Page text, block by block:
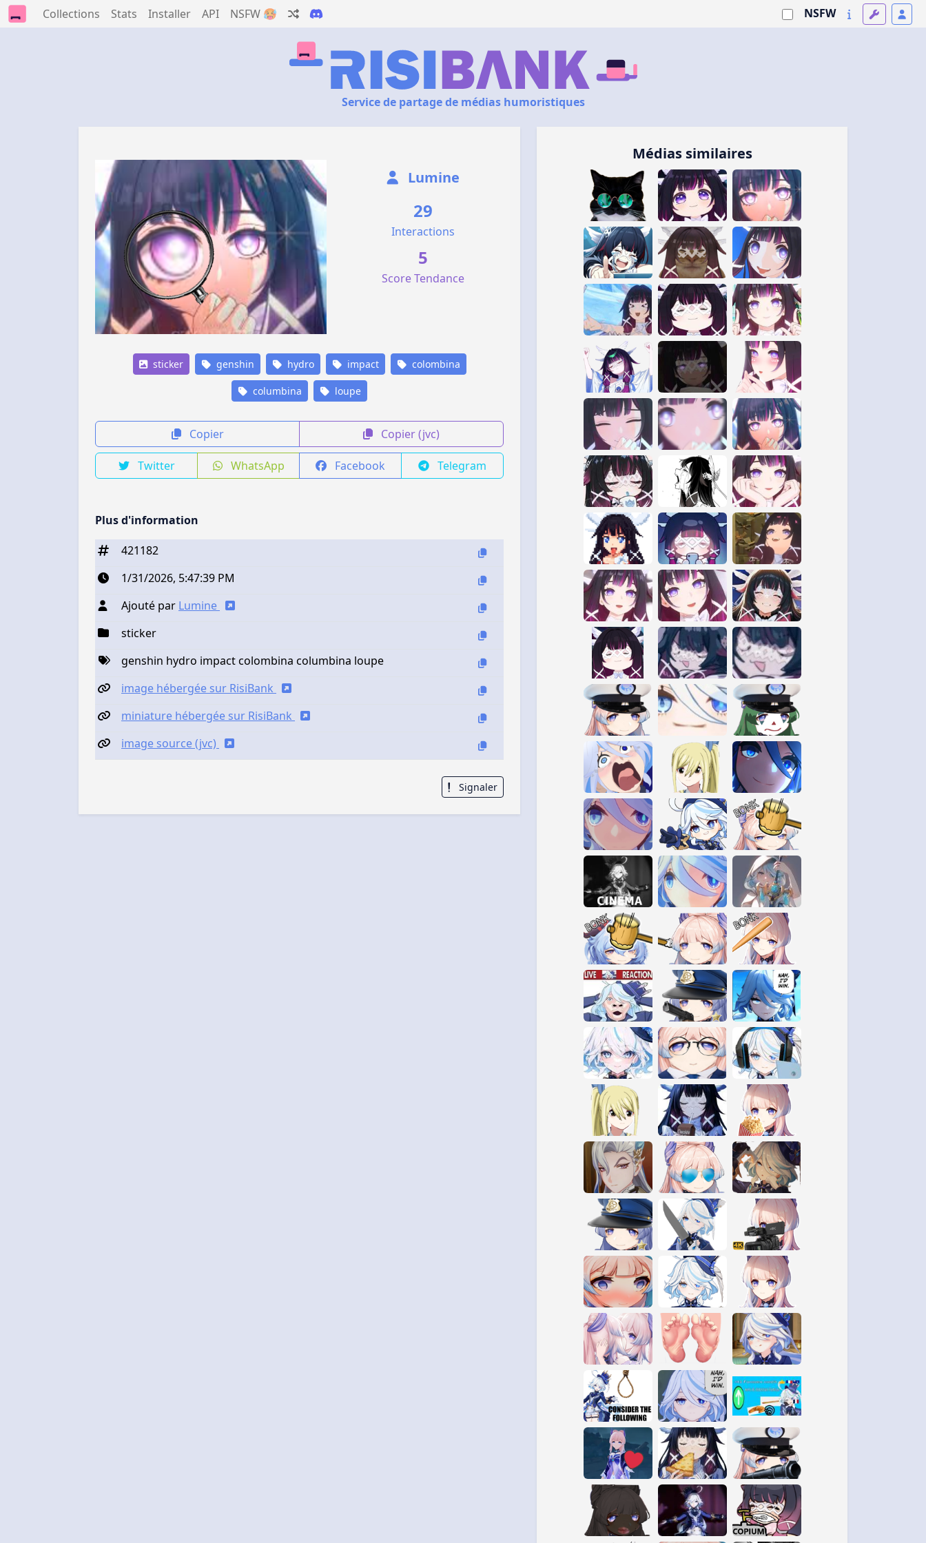
Collections Stats Installer API NSFW 🥵 NSFW
Service de partage de médias humoristiques
Lumine
29
Interactions
5
Score Tendance
sticker genshin hydro impact colombina
columbina loupe
Copier Copier (jvc)
Twitter WhatsApp Facebook Telegram
Plus d'information
421182
1/31/2026, 5:47:39 PM
Ajouté par Lumine
sticker
genshin hydro impact colombina columbina loupe
image hébergée sur RisiBank
miniature hébergée sur RisiBank
image source (jvc)
Signaler
Médias similaires